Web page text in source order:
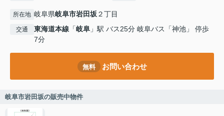
所在地 岐阜県岐阜市岩田坂２丁目
交通 東海道本線 「岐阜 」駅 バス25分 岐阜バス「神池」 停歩
7分
無料 お問い合わせ
岐阜市岩田坂の販売中物件